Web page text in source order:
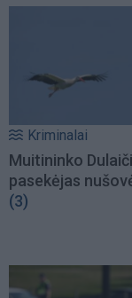
Kriminalai
Muitininko
pasekėjas
(3)